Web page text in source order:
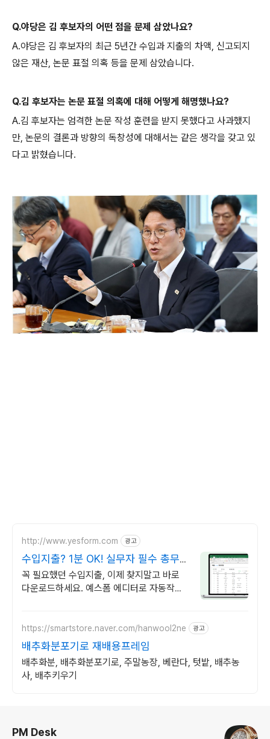
Q.야당은 김 후보자의 어떤 점을 문제 삼았나요?
A.야당은 김 후보자의 최근 5년간 수입과 지출의 차액, 신고되지
않은 재산, 논문 표절 의혹 등을 문제 삼았습니다.
Q.김 후보자는 논문 표절 의혹에 대해 어떻게 해명했나요?
A.김 후보자는 엄격한 논문 작성 훈련을 받지 못했다고 사과했지
만, 논문의 결론과 방향의 독창성에 대해서는 같은 생각을 갖고 있
다고 밝혔습니다.
http://www.yesform.com 광고
수입지출? 1분 OK! 실무자 필수 총무
템
꼭 필요했던 수입지출, 이제 찾지말고 바로
다운로드하세요. 예스폼 에디터로 자동작성!
https://smartstore.naver.com/hanwool2ne 광고
배추화분포기로 재배용프레임
배추화분, 배추화분포기로, 주말농장, 베란다, 텃밭, 배추농
사, 배추키우기
PM Desk